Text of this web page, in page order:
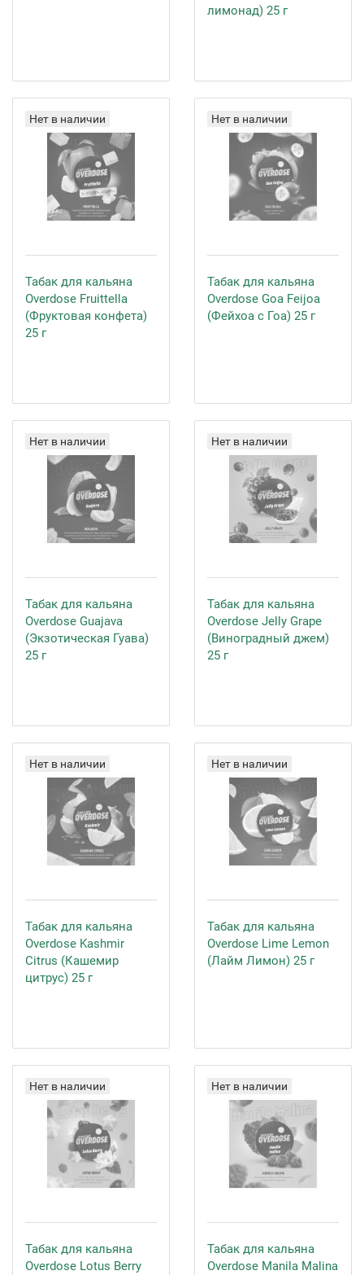
лимонад) 25 г
Нет в наличии
Табак для кальяна
Overdose Fruittella
(Фруктовая конфета)
25 г
Нет в наличии
Табак для кальяна
Overdose Goa Feijoa
(Фейхоа с Гоа) 25 г
Нет в наличии
Табак для кальяна
Overdose Guajava
(Экзотическая Гуава)
25 г
Нет в наличии
Табак для кальяна
Overdose Jelly Grape
(Виноградный джем)
25 г
Нет в наличии
Табак для кальяна
Overdose Kashmir
Citrus (Кашемир
цитрус) 25 г
Нет в наличии
Табак для кальяна
Overdose Lime Lemon
(Лайм Лимон) 25 г
Нет в наличии
Табак для кальяна
Overdose Lotus Berry
Нет в наличии
Табак для кальяна
Overdose Manila Malina